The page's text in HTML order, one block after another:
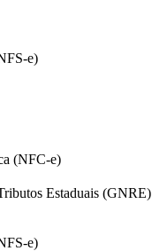
e)
(NFC-e)
Estaduais (GNRE)
e)